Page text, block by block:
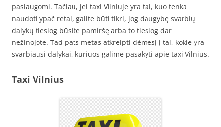
paslaugomi. Tačiau, jei taxi Vilniuje yra tai, kuo tenka
naudoti ypač retai, galite būti tikri, jog daugybę svarbių
dalykų tiesiog būsite pamiršę arba to tiesiog dar
nežinojote. Tad pats metas atkreipti dėmesį į tai, kokie yra
svarbiausi dalykai, kuriuos galime pasakyti apie taxi Vilnius.
Taxi Vilnius